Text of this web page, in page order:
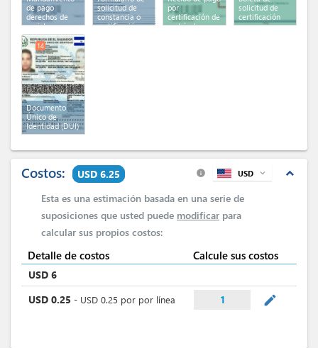
de pago
derechos de
registro
solicitud de
constancia o
certificación
por
certificación de
matrícula
solicitud de
certificación
Documento
Único de
Identidad (DUI)
14
Costos: USD 6.25 expand_less
info USD expand_more
Esta es una estimación basada en una serie de
suposiciones que usted puede modificar para
calcular sus propios costos:
Detalle de costos Calcule sus costos
USD 6
USD 0.25 - USD 0.25 por por línea 1 mode_edit